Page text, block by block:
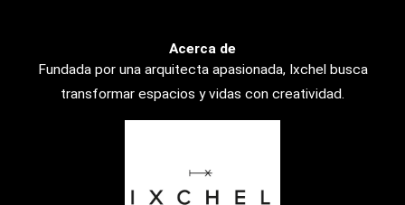
Acerca de
Fundada por una arquitecta apasionada, Ixchel busca
transformar espacios y vidas con creatividad.